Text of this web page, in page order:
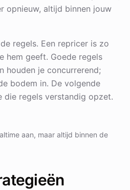
opnieuw, altijd binnen jouw
regels. Een repricer is zo
hem geeft. Goede regels
houden je concurrerend;
bodem in. De volgende
die regels verstandig opzet.
aan, maar altijd binnen de